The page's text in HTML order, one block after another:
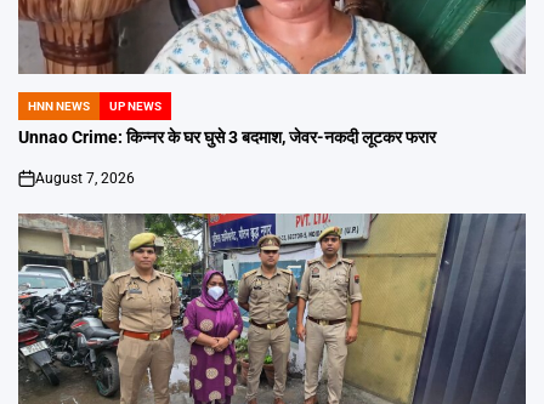
POSTED
IN
HNN NEWS UP NEWS
Unnao Crime: किन्नर के घर घुसे 3 बदमाश, जेवर-नकदी लूटकर फरार
on
August 7, 2026